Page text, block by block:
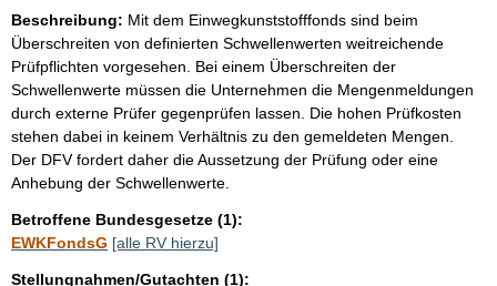
Beschreibung: Mit dem Einwegkunststofffonds sind beim
Überschreiten von definierten Schwellenwerten weitreichende
Prüfpflichten vorgesehen. Bei einem Überschreiten der
Schwellenwerte müssen die Unternehmen die Mengenmeldungen
durch externe Prüfer gegenprüfen lassen. Die hohen Prüfkosten
stehen dabei in keinem Verhältnis zu den gemeldeten Mengen.
Der DFV fordert daher die Aussetzung der Prüfung oder eine
Anhebung der Schwellenwerte.
Betroffene Bundesgesetze (1):
EWKFondsG [alle RV hierzu]
Stellungnahmen/Gutachten (1):